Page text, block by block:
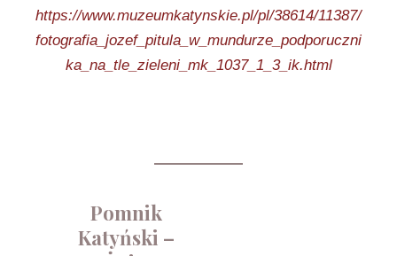
https://www.muzeumkatynskie.pl/pl/38614/11387/
fotografia_jozef_pitula_w_mundurze_podporuczni
ka_na_tle_zieleni_mk_1037_1_3_ik.html
Pomnik
Katyński –